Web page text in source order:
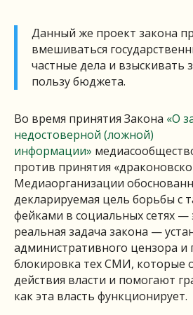
Данный же проект закона
вмешиваться
частные дела и взыскивать
пользу бюджета.
Во время принятия Закона «О
недостоверной (ложной)
информации»
против принятия
Медиаорганизации
декларируемая цель борьбы с
фейками в социальных сетях —
реальная задача закона —
административного цензора и
блокировка тех СМИ, которые
действия власти и помогают
как эта власть функционирует.